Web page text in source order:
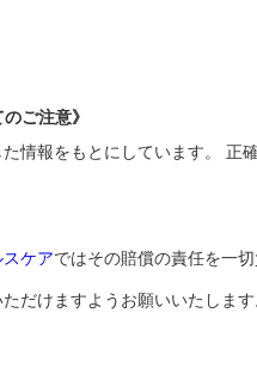
ご注意》
情報をもとにしています。 正
ケアではその賠償の責任を一
だけますようお願いいたします